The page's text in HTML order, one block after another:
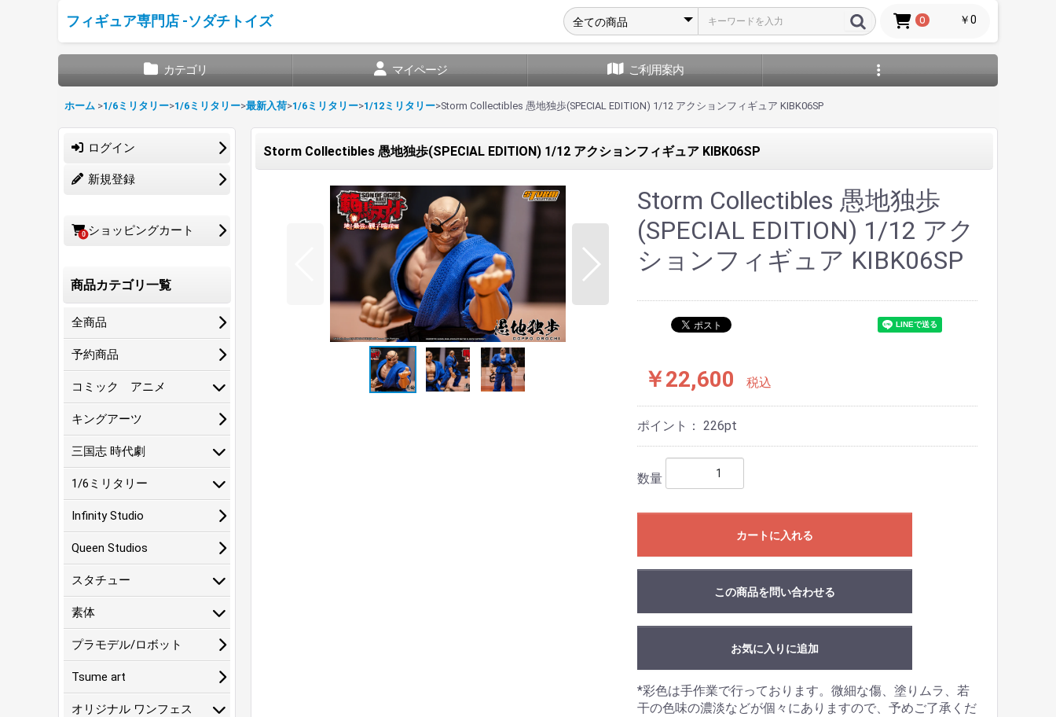
フィギュア専門店 -ソダチトイズ 0 ￥0
カテゴリ マイページ ご利用案内
ホーム >1/6ミリタリー>1/6ミリタリー>最新入荷>1/6ミリタリー>1/12ミリタリー>Storm Collectibles 愚地独歩(SPECIAL EDITION) 1/12 アクションフィギュア KIBK06SP
ログイン
新規登録
0 ショッピングカート
商品カテゴリ一覧
全商品
予約商品
コミック アニメ
キングアーツ
三国志 時代劇
1/6ミリタリー
Infinity Studio
Queen Studios
スタチュー
素体
プラモデル/ロボット
Tsume art
オリジナル ワンフェス
Storm Collectibles 愚地独歩(SPECIAL EDITION) 1/12 アクションフィギュア KIBK06SP
Storm Collectibles 愚地独歩
(SPECIAL EDITION) 1/12 アク
ションフィギュア KIBK06SP
￥22,600 税込
ポイント： 226pt
数量
カートに入れる
この商品を問い合わせる
お気に入りに追加
*彩色は手作業で行っております。微細な傷、塗りムラ、若
干の色味の濃淡などが個々にありますので、予めご了承くだ